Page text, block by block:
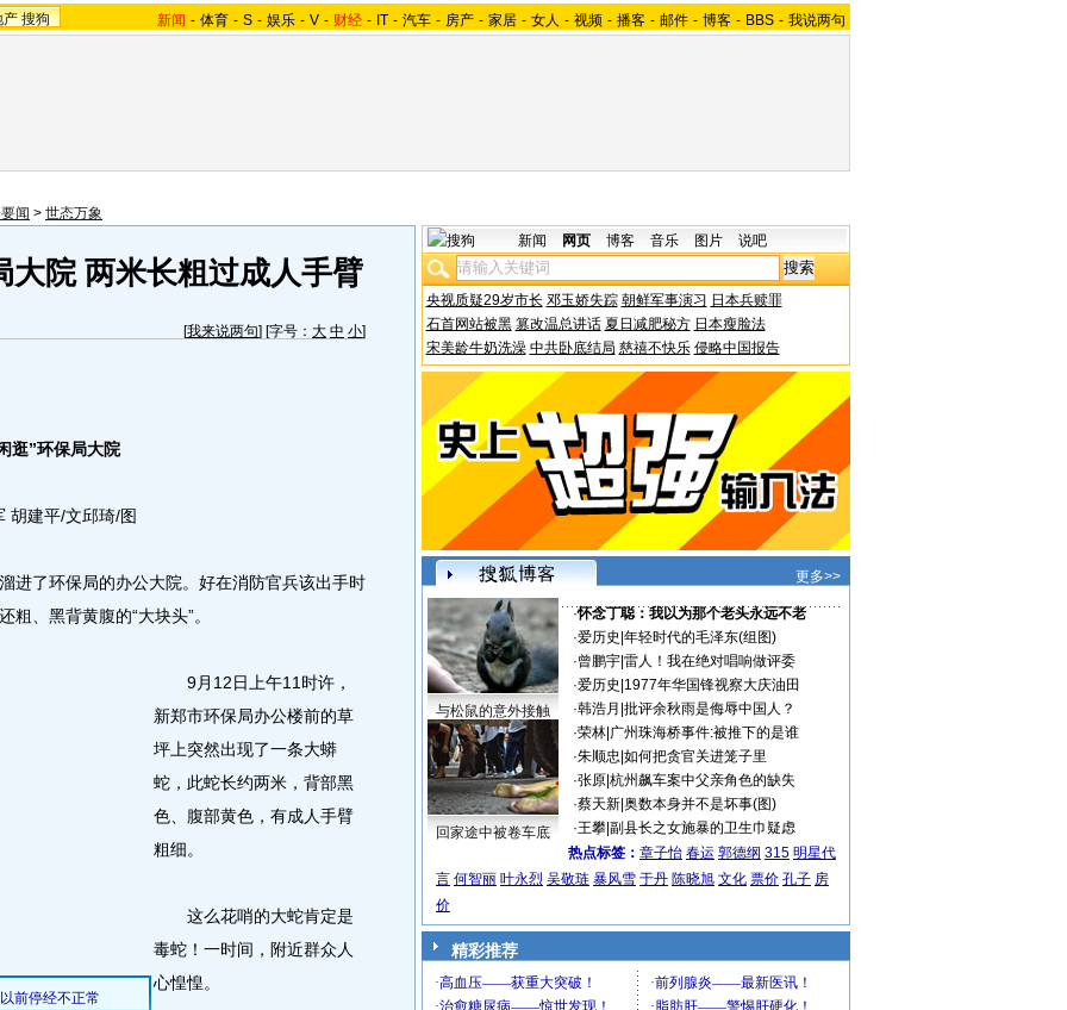
产 搜狗 新闻 - 体育 - S - 娱乐 - V - 财经 - IT - 汽车 - 房产 - 家居 - 女人 - 视频 - 播客 - 邮件 - 博客 - BBS - 我说两句
闻 > 世态万象
大院 两米长粗过成人手臂
[我来说两句] [字号： 大 中 小]
”环保局大院
建平/文邱琦/图
了环保局的办公大院。好在消防官兵该出手时
、黑背黄腹的“大块头”。
9月12日上午11时许，
新郑市环保局办公楼前的草
坪上突然出现了一条大蟒
蛇，此蛇长约两米，背部黑
色、腹部黄色，有成人手臂
粗细。
这么花哨的大蛇肯定是
毒蛇！一时间，附近群众人
心惶惶。
新闻 网页 博客 音乐 图片 说吧
央视质疑29岁市长 邓玉娇失踪 朝鲜军事演习 日本兵赎罪
石首网站被黑 篡改温总讲话 夏日减肥秘方 日本瘦脸法
宋美龄牛奶洗澡 中共卧底结局 慈禧不快乐 侵略中国报告
更多>>
与松鼠的意外接触
回家途中被卷车底
·怀念丁聪：我以为那个老头永远不老
·爱历史 年轻时代的毛泽东(组图)
·曾鹏宇| 雷人！我在绝对唱响做评委
·爱历史 1977年华国锋视察大庆油田
·韩浩月 批评余秋雨是侮辱中国人？
·荣林| 广州珠海桥事件:被推下的是谁
·朱顺忠 如何把贪官关进笼子里
·张原| 杭州飙车案中父亲角色的缺失
·蔡天新| 奥数本身并不是坏事(图)
·王攀| 副县长之女施暴的卫生巾疑虑
热点标签： 章子怡 春运 郭德纲 315 明星代
言 何智丽 叶永烈 吴敬琏 暴风雪 于丹 陈晓旭 文化 票价 孔子 房
价
精彩推荐